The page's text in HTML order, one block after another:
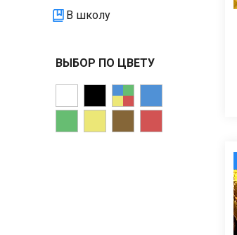
В школу
ВЫБОР ПО ЦВЕТУ